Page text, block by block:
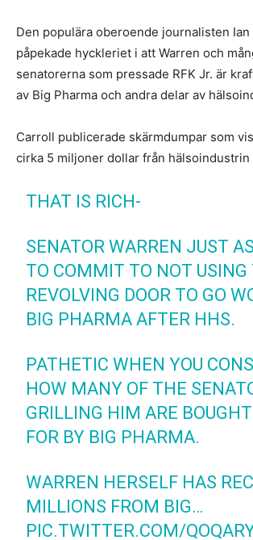
Den populära oberoende journalisten Ian
påpekade hyckleriet i att Warren och
senatorerna som pressade RFK Jr. är
av Big Pharma och andra delar av
Carroll publicerade skärmdumpar som
cirka 5 miljoner dollar från hälsoindustrin
THAT IS RICH-
SENATOR WARREN JUST
TO COMMIT TO NOT USING
REVOLVING DOOR TO GO
BIG PHARMA AFTER HHS.
PATHETIC WHEN YOU
HOW MANY OF THE
GRILLING HIM ARE
FOR BY BIG PHARMA.
WARREN HERSELF HAS
MILLIONS FROM BIG…
PIC.TWITTER.COM/